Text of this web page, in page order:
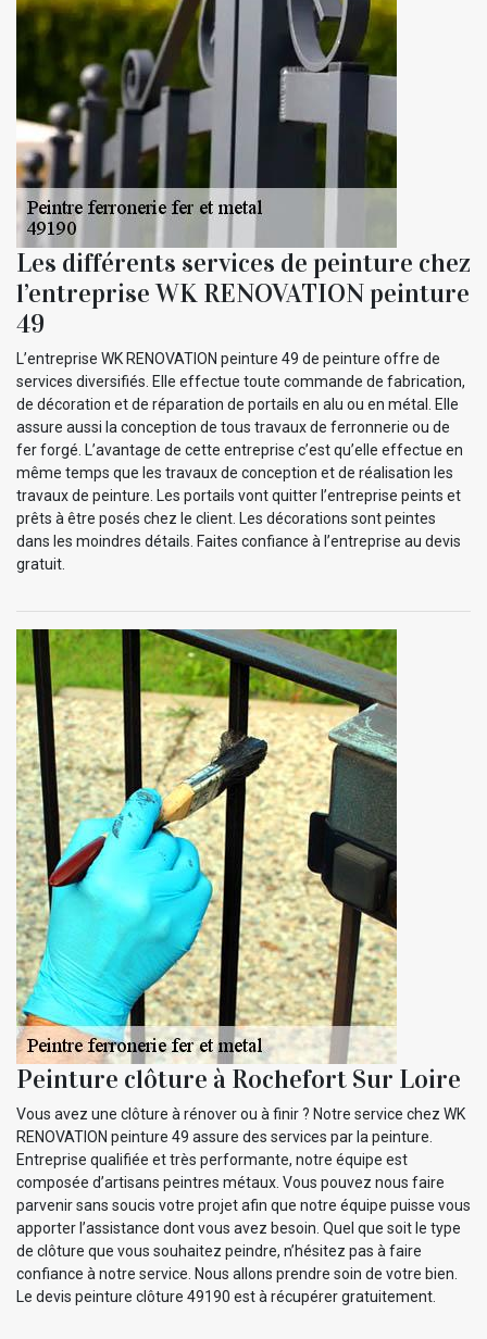
Les différents services de peinture chez
l’entreprise WK RENOVATION peinture
49
L’entreprise WK RENOVATION peinture 49 de peinture offre de
services diversifiés. Elle effectue toute commande de fabrication,
de décoration et de réparation de portails en alu ou en métal. Elle
assure aussi la conception de tous travaux de ferronnerie ou de
fer forgé. L’avantage de cette entreprise c’est qu’elle effectue en
même temps que les travaux de conception et de réalisation les
travaux de peinture. Les portails vont quitter l’entreprise peints et
prêts à être posés chez le client. Les décorations sont peintes
dans les moindres détails. Faites confiance à l’entreprise au devis
gratuit.
Peinture clôture à Rochefort Sur Loire
Vous avez une clôture à rénover ou à finir ? Notre service chez WK
RENOVATION peinture 49 assure des services par la peinture.
Entreprise qualifiée et très performante, notre équipe est
composée d’artisans peintres métaux. Vous pouvez nous faire
parvenir sans soucis votre projet afin que notre équipe puisse vous
apporter l’assistance dont vous avez besoin. Quel que soit le type
de clôture que vous souhaitez peindre, n’hésitez pas à faire
confiance à notre service. Nous allons prendre soin de votre bien.
Le devis peinture clôture 49190 est à récupérer gratuitement.